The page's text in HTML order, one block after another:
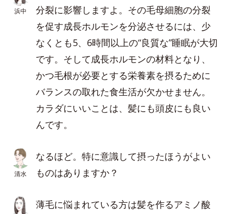
浜中
分裂に影響しますよ。その毛母細胞の分裂
を促す成長ホルモンを分泌させるには、少
なくとも5、6時間以上の“良質な”睡眠が大切
です。そして成長ホルモンの材料となり、
かつ毛根が必要とする栄養素を摂るために
バランスの取れた食生活が欠かせません。
カラダにいいことは、髪にも頭皮にも良い
んです。
清水
なるほど。特に意識して摂ったほうがよい
ものはありますか？
薄毛に悩まれている方は髪を作るアミノ酸